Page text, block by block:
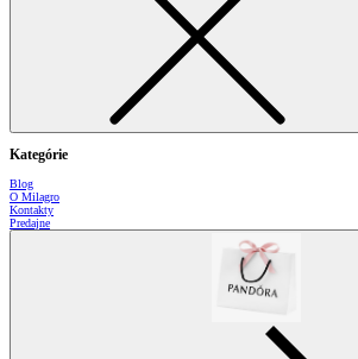
Kategórie
Blog
O Milagro
Kontakty
Predajne